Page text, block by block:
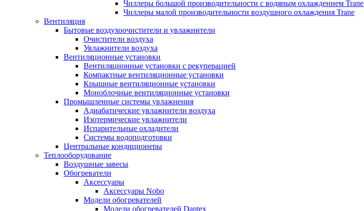
Чиллеры большой производительности с водяным охлаждением Trane
Чиллеры малой производительности воздушного охлаждения Trane
Вентиляция
Бытовые воздухоочистители и увлажнители
Очистители воздуха
Увлажнители воздуха
Вентиляционные установки
Вентиляционные установки с рекуперацией
Компактные вентиляционные установки
Крышные вентиляционные установки
Моноблочные вентиляционные установки
Промышленные системы увлажнения
Адиабатические увлажнители воздуха
Изотермические увлажнители
Испарительные охладители
Системы водоподготовки
Центральные кондиционеры
Теплооборудование
Воздушные завесы
Обогреватели
Аксессуары
Аксессуары Nobo
Модели обогревателей
Модели обогревателей Dantex